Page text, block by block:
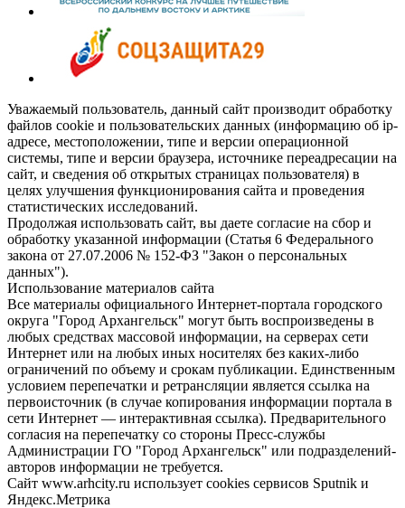
Уважаемый пользователь, данный сайт производит обработку
файлов cookie и пользовательских данных (информацию об ip-
адресе, местоположении, типе и версии операционной
системы, типе и версии браузера, источнике переадресации на
сайт, и сведения об открытых страницах пользователя) в
целях улучшения функционирования сайта и проведения
статистических исследований.
Продолжая использовать сайт, вы даете согласие на сбор и
обработку указанной информации (Статья 6 Федерального
закона от 27.07.2006 № 152-ФЗ "Закон о персональных
данных").
Использование материалов сайта
Все материалы официального Интернет-портала городского
округа "Город Архангельск" могут быть воспроизведены в
любых средствах массовой информации, на серверах сети
Интернет или на любых иных носителях без каких-либо
ограничений по объему и срокам публикации. Единственным
условием перепечатки и ретрансляции является ссылка на
первоисточник (в случае копирования информации портала в
сети Интернет — интерактивная ссылка). Предварительного
согласия на перепечатку со стороны Пресс-службы
Администрации ГО "Город Архангельск" или подразделений-
авторов информации не требуется.
Сайт www.arhcity.ru использует cookies сервисов Sputnik и
Яндекс.Метрика